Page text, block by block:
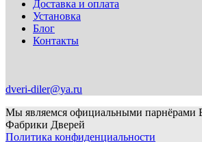
Доставка и оплата
Установка
Блог
Контакты
dveri-diler@ya.ru
Мы являемся официальными парнёрами
Фабрики Дверей
Политика конфиденциальности